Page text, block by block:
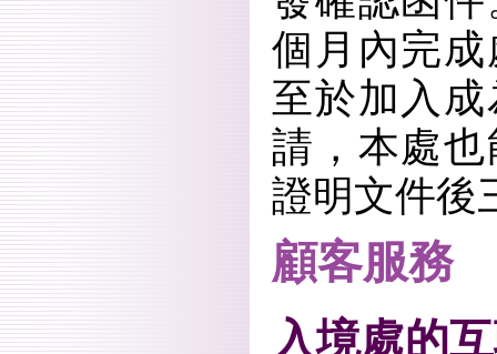
個月內完
至於加入
請，本處
證明文件後
顧客服務
入境處的